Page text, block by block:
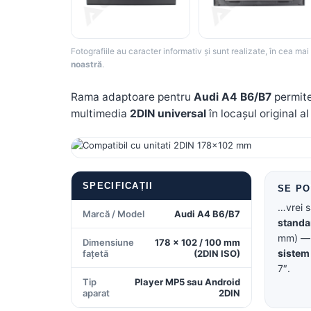
Rame adaptoare Chrysler
Rame adaptoare Subaru
Rame adaptoare Iveco
Rame adaptoare Smart
Rame adaptoare Land Rover
Rame adaptoare Ssangyong
Rame adaptoare Hummer
Camere marșarier auto
Fotografiile au caracter informativ și sunt realizate, în cea mai
noastră.
Rama adaptoare pentru Audi A4 B6/B7
multimedia 2DIN universalîn locașul original
SPECIFICAȚII
Marcă / Model Audi A4 B6/B7
Dimensiune
fațetă
178 × 102 / 100 mm
(2DIN ISO)
Tip
aparat
Player MP5 sau Android
2DIN
SE
…vrei
mm) —
sistem
7″.